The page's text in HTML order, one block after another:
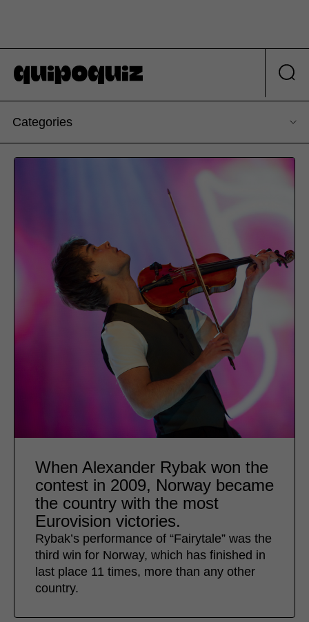
Categories
When Alexander Rybak won the
contest in 2009, Norway became
the country with the most
Eurovision victories.
Rybak’s performance of “Fairytale” was the
third win for Norway, which has finished in
last place 11 times, more than any other
country.